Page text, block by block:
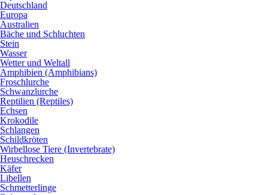
Deutschland
Europa
Australien
Bäche und Schluchten
Stein
Wasser
Wetter und Weltall
Amphibien (Amphibians)
Froschlurche
Schwanzlurche
Reptilien (Reptiles)
Echsen
Krokodile
Schlangen
Schildkröten
Wirbellose Tiere (Invertebrate)
Heuschrecken
Käfer
Libellen
Schmetterlinge